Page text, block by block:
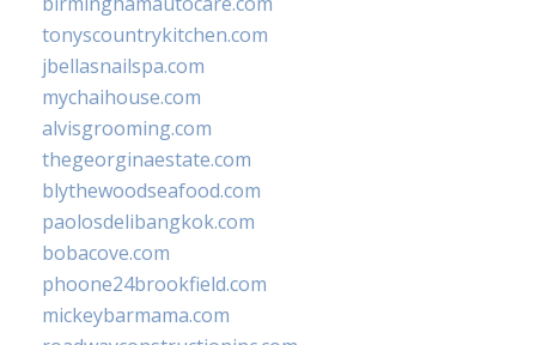
tonyscountrykitchen.com
jbellasnailspa.com
mychaihouse.com
alvisgrooming.com
thegeorginaestate.com
blythewoodseafood.com
paolosdelibangkok.com
bobacove.com
phoone24brookfield.com
mickeybarmama.com